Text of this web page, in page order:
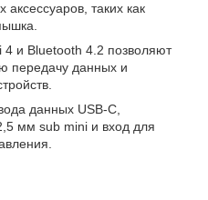
таких как
и Bluetooth 4.2 позволяют
передачу данных и
данных USB-C,
мм sub mini и вход для